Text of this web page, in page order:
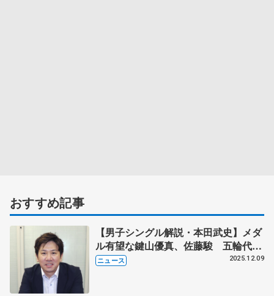
おすすめ記事
【男子シングル解説・本田武史】メダ
ル有望な鍵山優真、佐藤駿 五輪代表
３枠目争いは三浦佳生か友野一希か
ニュース 2025.12.09